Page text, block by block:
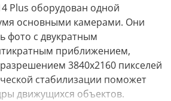
Plus оборудован одной
основными камерами. Они
фото с двукратным
приближением,
3840х2160 пикселей
стабилизации поможет
движущихся объектов.